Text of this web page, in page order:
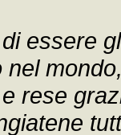
essere
rese